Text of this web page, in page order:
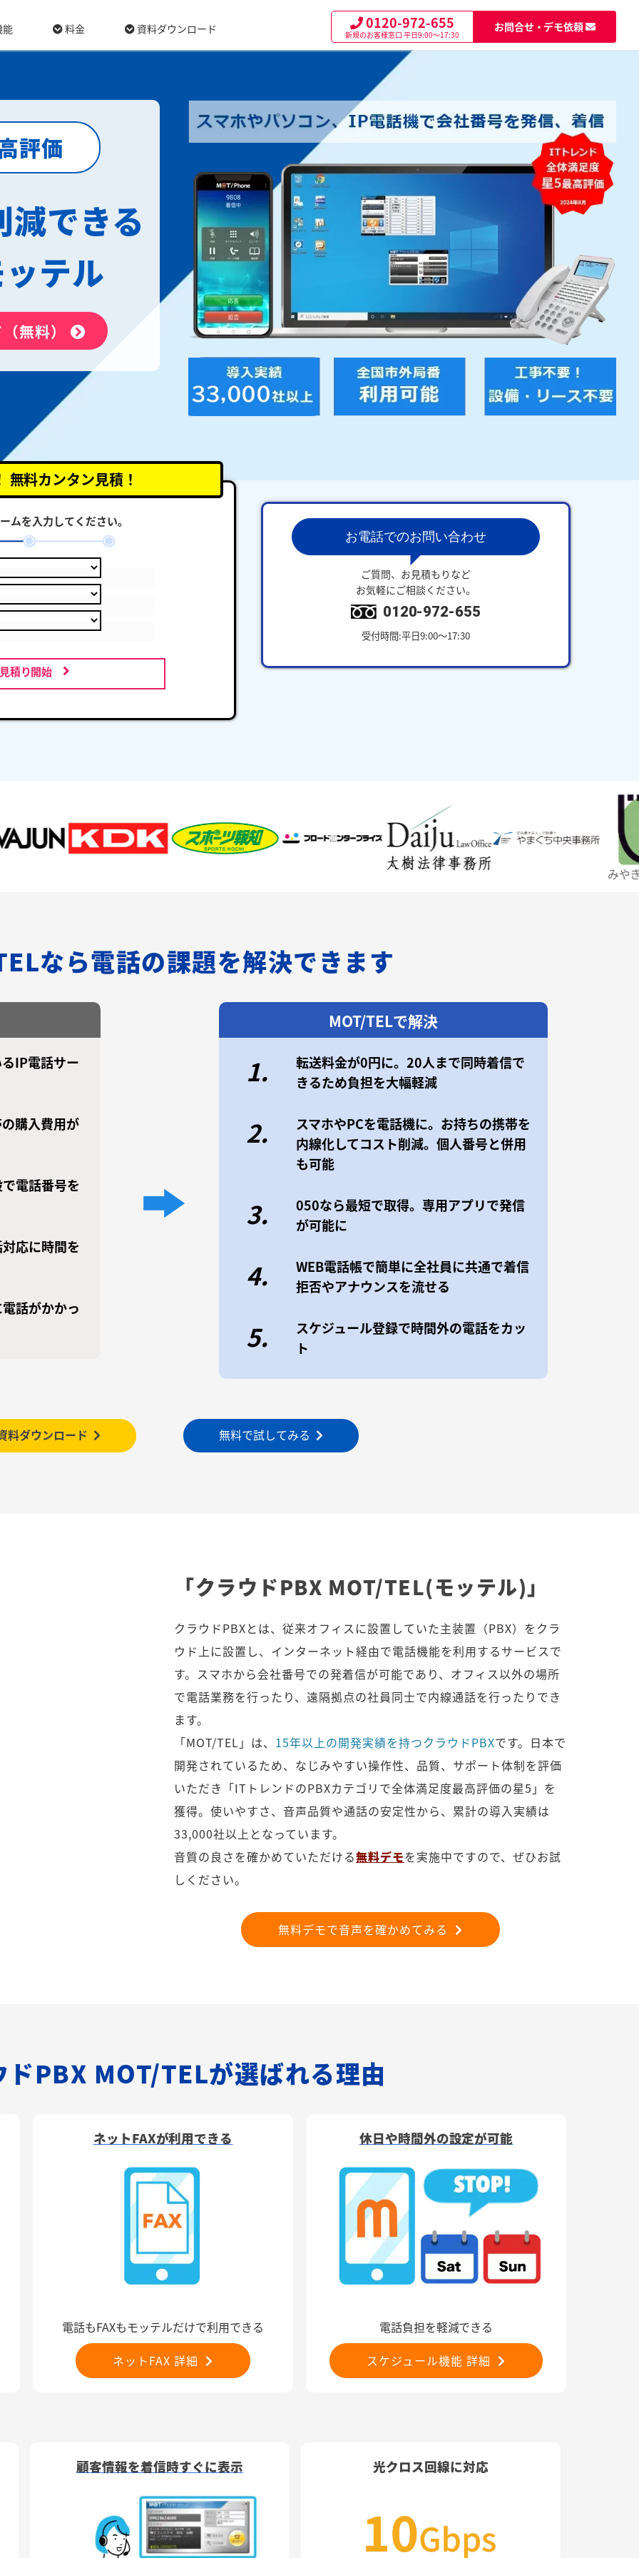
料金 資料ダウンロード 0120-972-655
新規のお客様窓口 平日9:00～17:30
お問合せ・デモ依頼
評価
できる
テル
無料）
無料カンタン見積！
ムを入力してください。
積り開始
お電話でのお問い合わせ
ご質問、お見積もりなど
お気軽にご相談ください。
0120-972-655
受付時間:平日9:00～17:30
みやぎ仙台商
なら電話の課題を解決できます
IP電話サー
購入費用が
電話番号を
応に時間を
話がかかっ
MOT/TELで解決
1.
転送料金が0円に。20人まで同時着信で
きるため負担を大幅軽減
2.
スマホやPCを電話機に。お持ちの携帯を
内線化してコスト削減。個人番号と併用
も可能
3.
050なら最短で取得。専用アプリで発信
が可能に
4.
WEB電話帳で簡単に全社員に共通で着信
拒否やアナウンスを流せる
5.
スケジュール登録で時間外の電話をカッ
ト
無料で試してみる
料ダウンロード
「クラウドPBX MOT/TEL(モッテル)」
クラウドPBXとは、従来オフィスに設置していた主装置（PBX）をクラ
ウド上に設置し、インターネット経由で電話機能を利用するサービスで
す。スマホから会社番号での発着信が可能であり、オフィス以外の場所
で電話業務を行ったり、遠隔拠点の社員同士で内線通話を行ったりでき
ます。
「MOT/TEL」は、 15年以上の開発実績を持つクラウドPBXです。日本で
開発されているため、なじみやすい操作性、品質、サポート体制を評価
いただき「ITトレンドのPBXカテゴリで全体満足度最高評価の星5」を
獲得。使いやすさ、音声品質や通話の安定性から、累計の導入実績は
33,000社以上となっています。
音質の良さを確かめていただける無料デモを実施中ですので、ぜひお試
しください。
無料デモで音声を確かめてみる
ドPBX MOT/TELが選ばれる理由
ネットFAXが利用できる
電話もFAXもモッテルだけで利用できる
ネットFAX 詳細
休日や時間外の設定が可能
電話負担を軽減できる
スケジュール機能 詳細
顧客情報を着信時すぐに表示 光クロス回線に対応